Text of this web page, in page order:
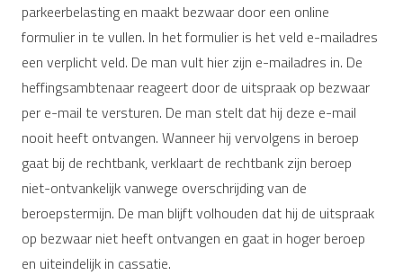
parkeerbelasting en maakt bezwaar door een online
formulier in te vullen. In het formulier is het veld e-mailadres
een verplicht veld. De man vult hier zijn e-mailadres in. De
heffingsambtenaar reageert door de uitspraak op bezwaar
per e-mail te versturen. De man stelt dat hij deze e-mail
nooit heeft ontvangen. Wanneer hij vervolgens in beroep
gaat bij de rechtbank, verklaart de rechtbank zijn beroep
niet-ontvankelijk vanwege overschrijding van de
beroepstermijn. De man blijft volhouden dat hij de uitspraak
op bezwaar niet heeft ontvangen en gaat in hoger beroep
en uiteindelijk in cassatie.